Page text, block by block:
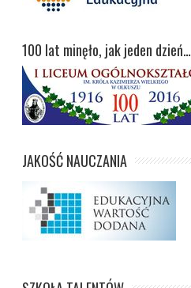
100 lat minęło, jak jeden dzień…
JAKOŚĆ NAUCZANIA